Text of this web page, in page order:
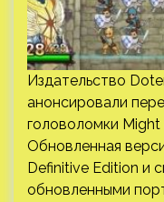
Издательство
анонсировали
головоломки Might
Обновленная
Definitive Edition и
обновленными